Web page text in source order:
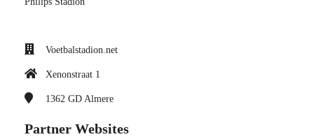
Voetbalstadion.net
Xenonstraat 1
1362 GD Almere
Partner Websites